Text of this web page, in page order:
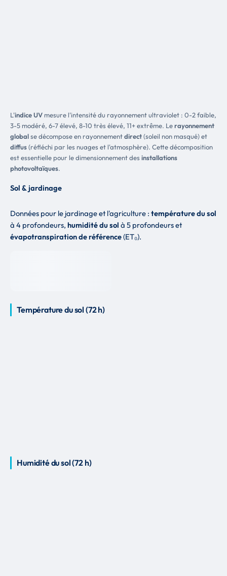
L'indice UV mesure l'intensité du rayonnement ultraviolet : 0-2 faible,
3-5 modéré, 6-7 élevé, 8-10 très élevé, 11+ extrême. Lerayonnement
globalse décompose en rayonnementdirect(soleil non masqué) et
diffus(réfléchi par les nuages et l'atmosphère). Cette décomposition
est essentielle pour le dimensionnement des installations
photovoltaïques.
Sol & jardinage
Données pour le jardinage et l'agriculture : température du sol
à 4 profondeurs, humidité du sol à 5 profondeurs et
évapotranspiration de référence(ET₀).
Température du sol (72 h)
Humidité du sol (72 h)